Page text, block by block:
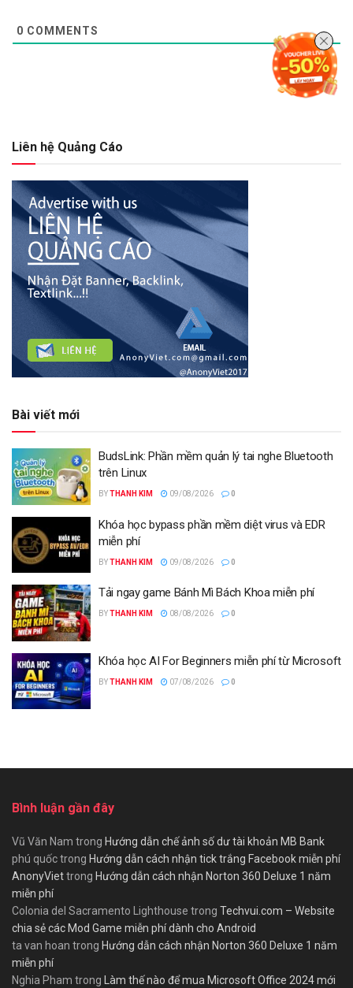
0 COMMENTS
Liên hệ Quảng Cáo
Bài viết mới
BudsLink: Phần mềm quản lý tai nghe Bluetooth
trên Linux
BYTHANH KIM 09/08/2026 0
Khóa học bypass phần mềm diệt virus và EDR
miễn phí
BYTHANH KIM 09/08/2026 0
Tải ngay game Bánh Mì Bách Khoa miễn phí
BYTHANH KIM 08/08/2026 0
Khóa học AI For Beginners miễn phí từ Microsoft
BYTHANH KIM 07/08/2026 0
Bình luận gần đây
Vũ Văn Nam trong Hướng dẫn chế ảnh số dư tài khoản MB Bank
phú quốctrong Hướng dẫn cách nhận tick trắng Facebook miễn phí
AnonyViettrong Hướng dẫn cách nhận Norton 360 Deluxe 1 năm
miễn phí
Colonia del Sacramento Lighthouse trong Techvui.com – Website
chia sẻ các Mod Game miễn phí dành cho Android
ta van hoan trong Hướng dẫn cách nhận Norton 360 Deluxe 1 năm
miễn phí
Nghia Pham trong Làm thế nào để mua Microsoft Office 2024 mới